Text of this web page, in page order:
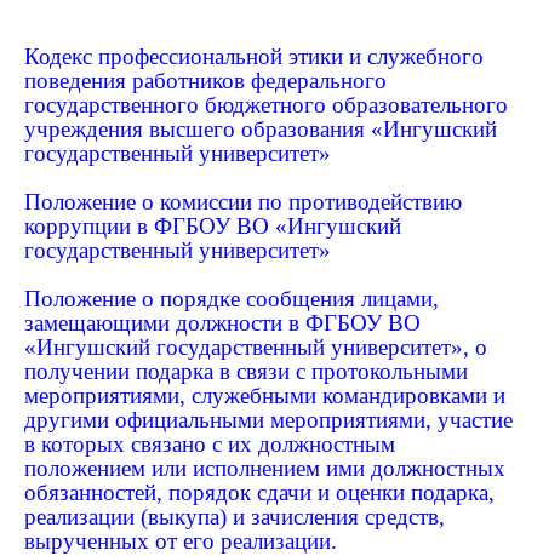
Кодекс профессиональной этики и служебного
поведения работников федерального
государственного бюджетного образовательного
учреждения высшего образования «Ингушский
государственный университет»
Положение о комиссии по противодействию
коррупции в ФГБОУ ВО «Ингушский
государственный университет»
Положение о порядке сообщения лицами,
замещающими должности в ФГБОУ ВО
«Ингушский государственный университет», о
получении подарка в связи с протокольными
мероприятиями, служебными командировками и
другими официальными мероприятиями, участие
в которых связано с их должностным
положением или исполнением ими должностных
обязанностей, порядок сдачи и оценки подарка,
реализации (выкупа) и зачисления средств,
вырученных от его реализации.